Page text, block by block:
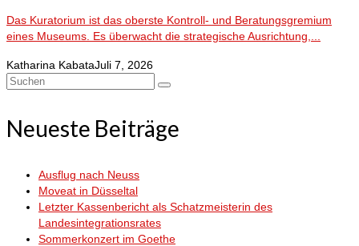
Das Kuratorium ist das oberste Kontroll- und Beratungsgremium
eines Museums. Es überwacht die strategische Ausrichtung,...
Katharina KabataJuli 7, 2026
Suchen
Neueste Beiträge
Ausflug nach Neuss
Moveat in Düsseltal
Letzter Kassenbericht als Schatzmeisterin des
Landesintegrationsrates
Sommerkonzert im Goethe